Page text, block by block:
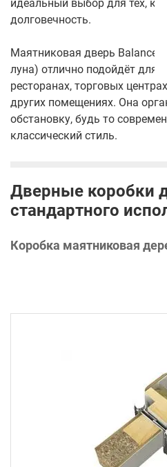
идеальный выбор для тех, кто
долговечность.
Маятниковая дверь Balance
луна) отлично подойдёт для
ресторанах, торговых
других помещениях. Она
обстановку, будь то
классический стиль.
Дверные коробки
стандартного
Коробка маятниковая